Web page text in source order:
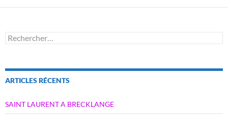
articles
Rechercher :
ARTICLES RÉCENTS
SAINT LAURENT A BRECKLANGE